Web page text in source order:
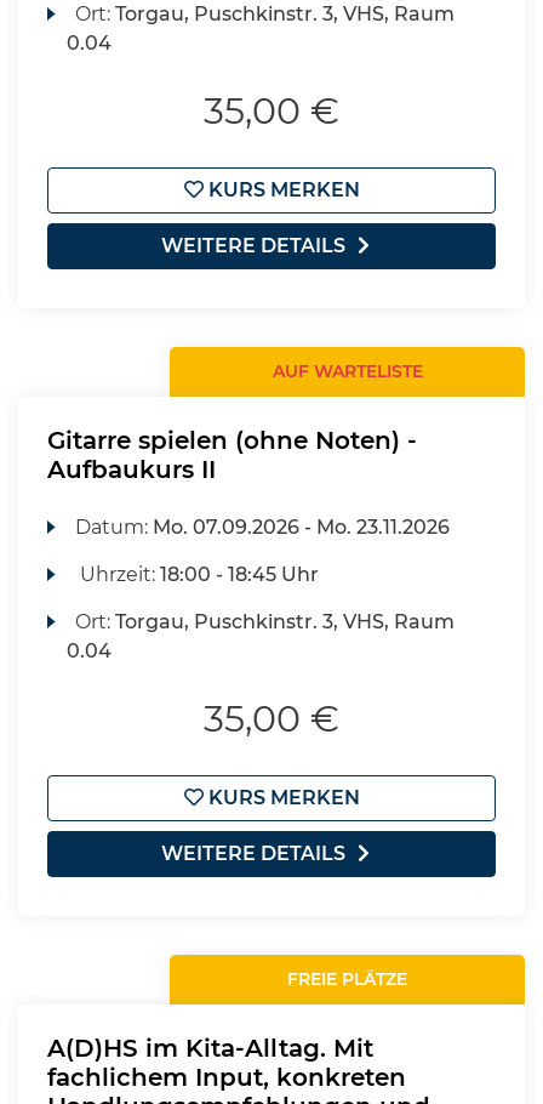
Ort:Torgau, Puschkinstr. 3, VHS, Raum
0.04
35,00 €
KURS MERKEN
WEITERE DETAILS
AUF WARTELISTE
Gitarre spielen (ohne Noten) -
Aufbaukurs II
Datum: Mo. 07.09.2026 - Mo. 23.11.2026
Uhrzeit:18:00 - 18:45 Uhr
Ort:Torgau, Puschkinstr. 3, VHS, Raum
0.04
35,00 €
KURS MERKEN
WEITERE DETAILS
FREIE PLÄTZE
A(D)HS im Kita-Alltag. Mit
fachlichem Input, konkreten